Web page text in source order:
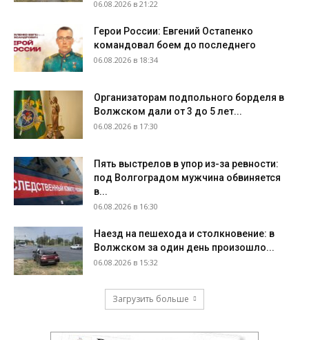
06.08.2026 в 21:22
Герои России: Евгений Остапенко
командовал боем до последнего
06.08.2026 в 18:34
Организаторам подпольного борделя в
Волжском дали от 3 до 5 лет...
06.08.2026 в 17:30
Пять выстрелов в упор из-за ревности:
под Волгоградом мужчина обвиняется
в...
06.08.2026 в 16:30
Наезд на пешехода и столкновение: в
Волжском за один день произошло...
06.08.2026 в 15:32
Загрузить больше